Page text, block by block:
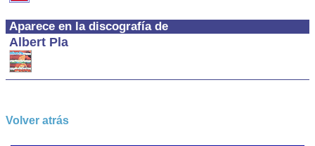
Aparece en la discografía de
Albert Pla
Volver atrás